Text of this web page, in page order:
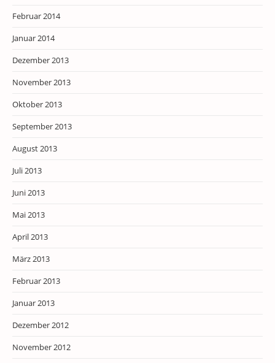
Februar 2014
Januar 2014
Dezember 2013
November 2013
Oktober 2013
September 2013
August 2013
Juli 2013
Juni 2013
Mai 2013
April 2013
März 2013
Februar 2013
Januar 2013
Dezember 2012
November 2012